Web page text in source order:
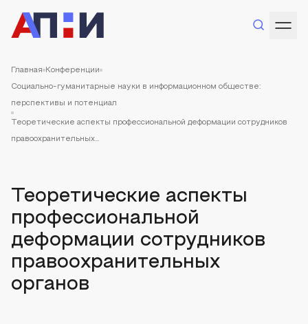
Главная Конференции
Социально-гуманитарные науки в информационном обществе:
перспективы и потенциал
Теоретические аспекты профессиональной деформации сотрудников
правоохранительных...
Теоретические аспекты
профессиональной
деформации сотрудников
правоохранительных
органов